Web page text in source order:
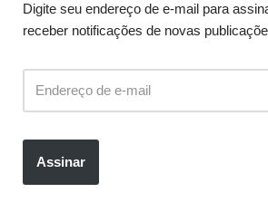
Digite seu endereço de e-mail para
receber notificações de novas
Assinar